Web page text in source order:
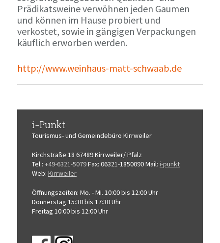
Prädikatsweine verwöhnen jeden Gaumen
und können im Hause probiert und
verkostet, sowie in gängigen Verpackungen
käuflich erworben werden.
http://www.weinhaus-matt-schwaab.de
i-Punkt
Tourismus-und Gemeindebüro Kirrweiler
Kirchstraße 18 67489 Kirrweiler/ Pfalz
Tel.: +49-6321-5079Fax: 06321-1850090Mail: i-punkt
Web: Kirrweiler
Öffnungszeiten: Mo. - Mi. 10:00 bis 12:00 Uhr
Donnerstag 15:30 bis 17:30 Uhr
Freitag 10:00 bis 12:00 Uhr